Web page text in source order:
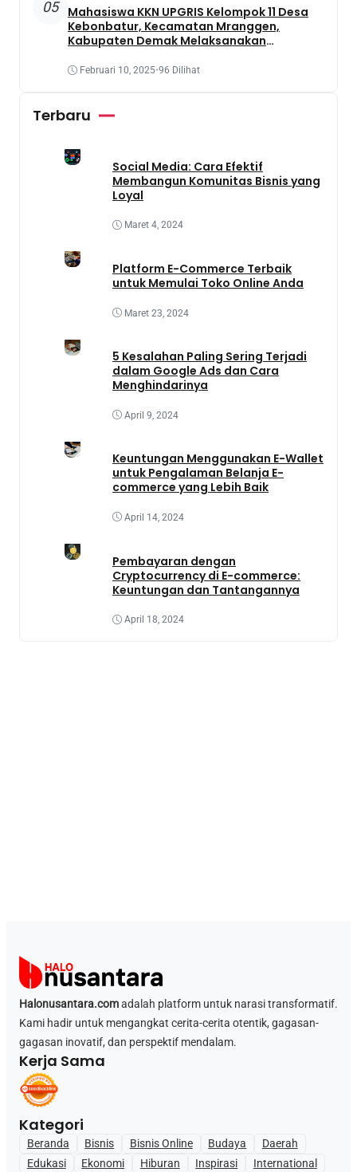
05
Mahasiswa KKN UPGRIS Kelompok 11 Desa
Kebonbatur, Kecamatan Mranggen,
Kabupaten Demak Melaksanakan
Memanfaatkan Lahan Yang Terbengkalai
Februari 10, 2025•96 Dilihat
Terbaru
Social Media: Cara Efektif
Membangun Komunitas Bisnis yang
Loyal
Maret 4, 2024
Platform E-Commerce Terbaik
untuk Memulai Toko Online Anda
Maret 23, 2024
5 Kesalahan Paling Sering Terjadi
dalam Google Ads dan Cara
Menghindarinya
April 9, 2024
Keuntungan Menggunakan E-Wallet
untuk Pengalaman Belanja E-
commerce yang Lebih Baik
April 14, 2024
Pembayaran dengan
Cryptocurrency di E-commerce:
Keuntungan dan Tantangannya
April 18, 2024
Halonusantara.comadalah platform untuk narasi transformatif.
Kami hadir untuk mengangkat cerita-cerita otentik, gagasan-
gagasan inovatif, dan perspektif mendalam.
Kerja Sama
Kategori
Beranda Bisnis Bisnis Online Budaya
Daerah
Edukasi
Ekonomi Hiburan Inspirasi International